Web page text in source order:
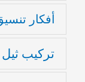
أفكار
تركيب